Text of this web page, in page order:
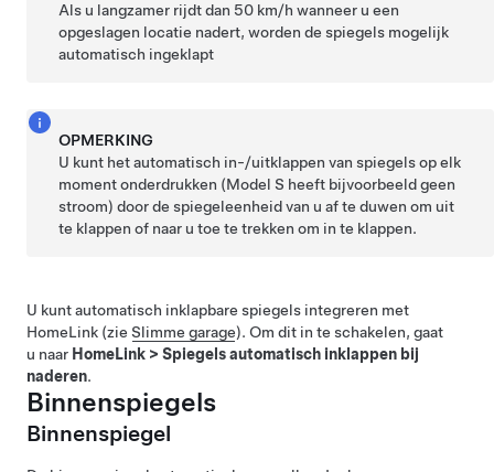
Als u langzamer rijdt dan 50 km/h wanneer u een
opgeslagen locatie nadert, worden de spiegels mogelijk
automatisch ingeklapt
OPMERKING
U kunt het automatisch in-/uitklappen van spiegels op elk
moment onderdrukken (Model S heeft bijvoorbeeld geen
stroom) door de spiegeleenheid van u af te duwen om uit
te klappen of naar u toe te trekken om in te klappen.
U kunt automatisch inklapbare spiegels integreren met
HomeLink (zie Slimme garage). Om dit in te schakelen, gaat
u naar HomeLink > Spiegels automatisch inklappen bij
naderen.
Binnenspiegels
Binnenspiegel